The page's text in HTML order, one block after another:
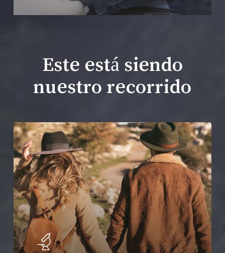
Este está siendo
nuestro recorrido